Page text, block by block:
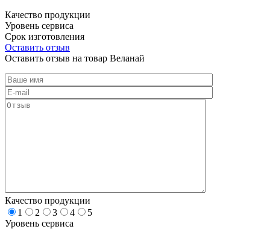
Качество продукции
Уровень сервиса
Срок изготовления
Оставить отзыв
Оставить отзыв на товар Веланай
Качество продукции
1
2 3 4
5
Уровень сервиса